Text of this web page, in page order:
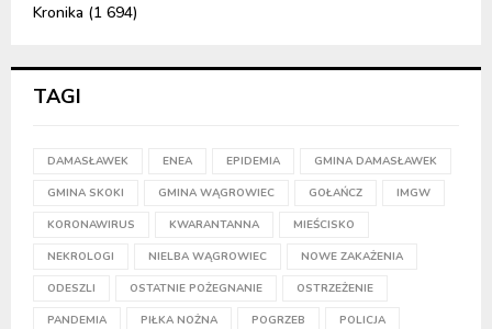
Kronika (1 694)
TAGI
DAMASŁAWEK ENEA EPIDEMIA GMINA DAMASŁAWEK
GMINA SKOKI GMINA WĄGROWIEC GOŁAŃCZ IMGW
KORONAWIRUS KWARANTANNA MIEŚCISKO
NEKROLOGI NIELBA WĄGROWIEC NOWE ZAKAŻENIA
ODESZLI OSTATNIE POŻEGNANIE OSTRZEŻENIE
PANDEMIA PIŁKA NOŻNA POGRZEB POLICJA